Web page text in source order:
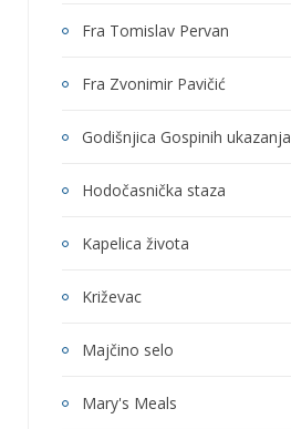
Fra Tomislav Pervan
Fra Zvonimir Pavičić
Godišnjica Gospinih ukazanja
Hodočasnička staza
Kapelica života
Križevac
Majčino selo
Mary's Meals